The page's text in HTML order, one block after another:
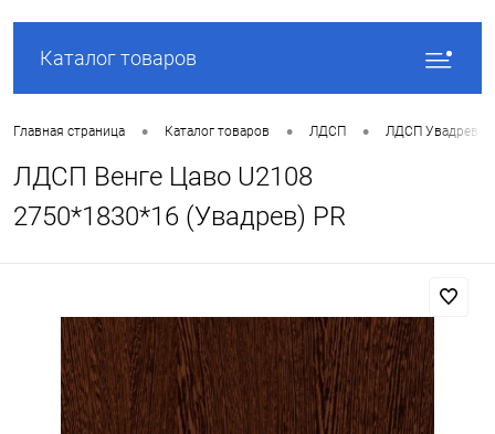
Каталог товаров
Главная страница • Каталог товаров • ЛДСП • ЛДСП Увадрев
ЛДСП Венге Цаво U2108
2750*1830*16 (Увадрев) PR